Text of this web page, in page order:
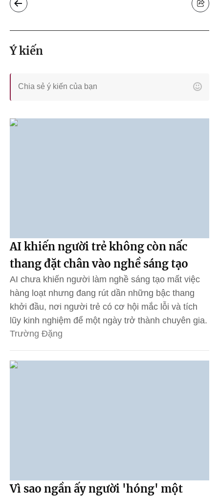
Ý kiến
AI khiến người trẻ không còn nấc
thang đặt chân vào nghề sáng tạo
AI chưa khiến người làm nghề sáng tạo mất việc
hàng loạt nhưng đang rút dần những bậc thang
khởi đầu, nơi người trẻ có cơ hội mắc lỗi và tích
lũy kinh nghiệm để một ngày trở thành chuyên gia.
Trường Đặng
Vì sao ngần ấy người 'hóng' một